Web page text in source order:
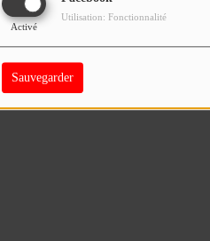
Activé
Utilisation: Fonctionnalité
Sauvegarder